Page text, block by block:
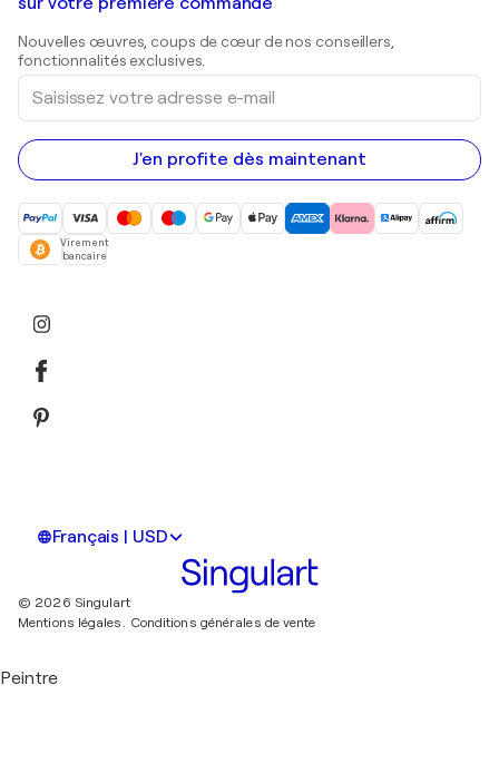
Estampes
Peintures acryliques
Nouvelles œuvres, coups de cœur de nos conseillers,
fonctionnalités exclusives.
Saisissez
votre
adresse
e-
mail
J'en profite dès maintenant
Virement
bancaire
Français | USD
© 2026 Singulart
Mentions légales.
Conditions générales de vente
Peintre